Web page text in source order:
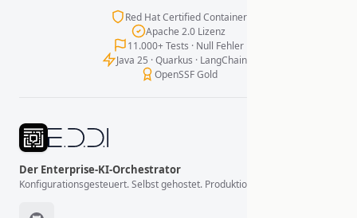
Red Hat Certified Container
Apache 2.0 Lizenz
11.000+ Tests · Null Fehler
Java 25 · Quarkus · LangChain4j
OpenSSF Gold
Der Enterprise-KI-Orchestrator
Konfigurationsgesteuert. Selbst gehostet. Produktionsbereit.